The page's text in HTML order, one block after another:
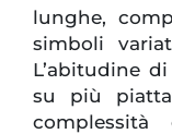
lunghe,
simboli
L’abitudine
su più
complessità